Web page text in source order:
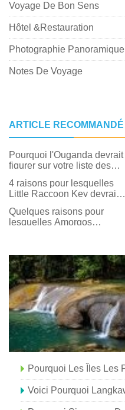
Voyage De Bon Sens
Hôtel &Restauration
Photographie Panoramique
Notes De Voyage
ARTICLE RECOMMANDÉ
Pourquoi l'Ouganda devrait
figurer sur votre liste des
4 raisons pour lesquelles
Little Raccoon Key devrait
escapade !
Quelques raisons pour
lesquelles Amorgos